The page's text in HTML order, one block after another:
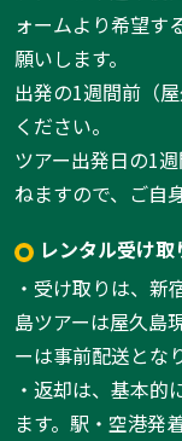
ォームより希望す
願いします。
出発の1週間前（
ください。
ツアー出発日の1
ねますので、ご自
レンタル受け
・受け取りは、新
島ツアーは屋久島
ーは事前配送とな
・返却は、基本的
ます。駅・空港発